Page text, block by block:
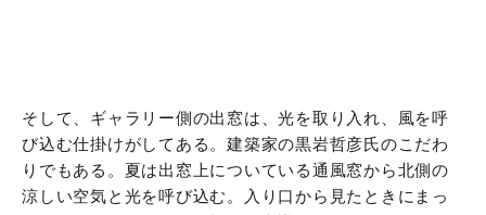
そして、ギャラリー側の出窓は、光を取り入れ、風を呼
び込む仕掛けがしてある。建築家の黒岩哲彦氏のこだわ
りでもある。夏は出窓上についている通風窓から北側の
涼しい空気と光を呼び込む。入り口から見たときにまっ